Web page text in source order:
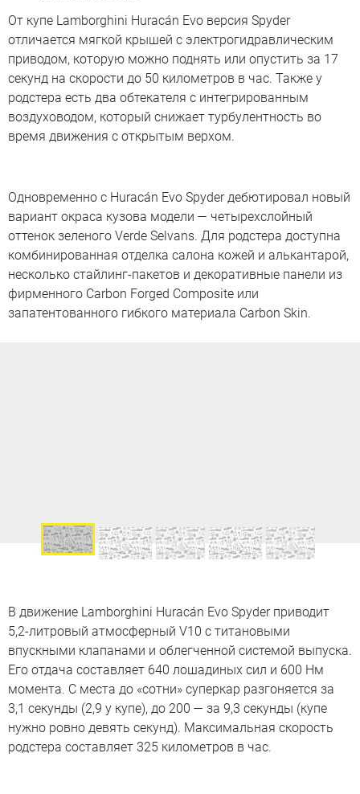
От купе Lamborghini Huracán Evo версия Spyder
отличается мягкой крышей с электрогидравлическим
приводом, которую можно поднять или опустить за 17
секунд на скорости до 50 километров в час. Также у
родстера есть два обтекателя с интегрированным
воздуховодом, который снижает турбулентность во
время движения с открытым верхом.
Одновременно с Huracán Evo Spyder дебютировал новый
вариант окраса кузова модели — четырехслойный
оттенок зеленого Verde Selvans. Для родстера доступна
комбинированная отделка салона кожей и алькантарой,
несколько стайлинг-пакетов и декоративные панели из
фирменного Carbon Forged Composite или
запатентованного гибкого материала Carbon Skin.
В движение Lamborghini Huracán Evo Spyder приводит
5,2-литровый атмосферный V10 c титановыми
впускными клапанами и облегченной системой выпуска.
Его отдача составляет 640 лошадиных сил и 600 Нм
момента. С места до «сотни» суперкар разгоняется за
3,1 секунды (2,9 у купе), до 200 — за 9,3 секунды (купе
нужно ровно девять секунд). Максимальная скорость
родстера составляет 325 километров в час.